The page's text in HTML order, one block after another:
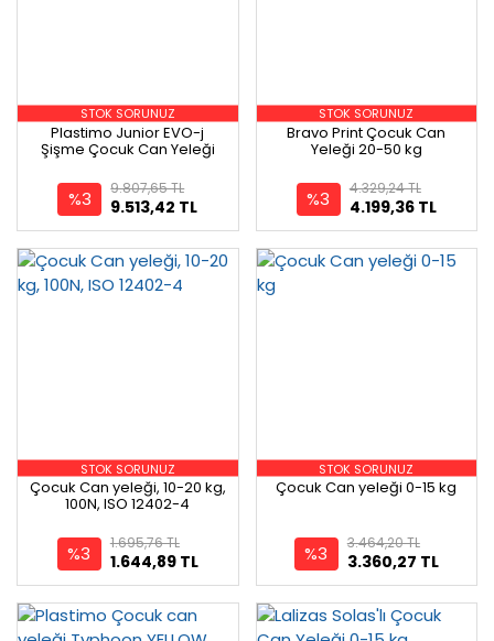
STOK SORUNUZ
Plastimo Junior EVO-j
Şişme Çocuk Can Yeleği
%3 9.513,42 TL
9.807,65 TL
STOK SORUNUZ
Bravo Print Çocuk Can
Yeleği 20-50 kg
%3 4.199,36 TL
4.329,24 TL
STOK SORUNUZ
Çocuk Can yeleği, 10-20 kg,
100N, ISO 12402-4
%3 1.644,89 TL
1.695,76 TL
STOK SORUNUZ
Çocuk Can yeleği 0-15 kg
%3 3.360,27 TL
3.464,20 TL